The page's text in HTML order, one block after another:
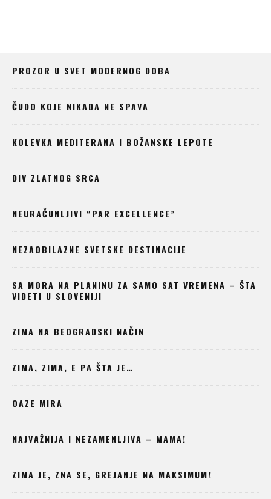
PROZOR U SVET MODERNOG DOBA
ČUDO KOJE NIKADA NE SPAVA
KOLEVKA MEDITERANA I BOŽANSKE LEPOTE
DIV ZLATNOG SRCA
NEURAČUNLJIVI “PAR EXCELLENCE”
NEZAOBILAZNE SVETSKE DESTINACIJE
SA MORA NA PLANINU ZA SAMO SAT VREMENA – ŠTA
VIDETI U SLOVENIJI
ZIMA NA BEOGRADSKI NAČIN
ZIMA, ZIMA, E PA ŠTA JE…
OAZE MIRA
NAJVAŽNIJA I NEZAMENLJIVA – MAMA!
ZIMA JE, ZNA SE, GREJANJE NA MAKSIMUM!